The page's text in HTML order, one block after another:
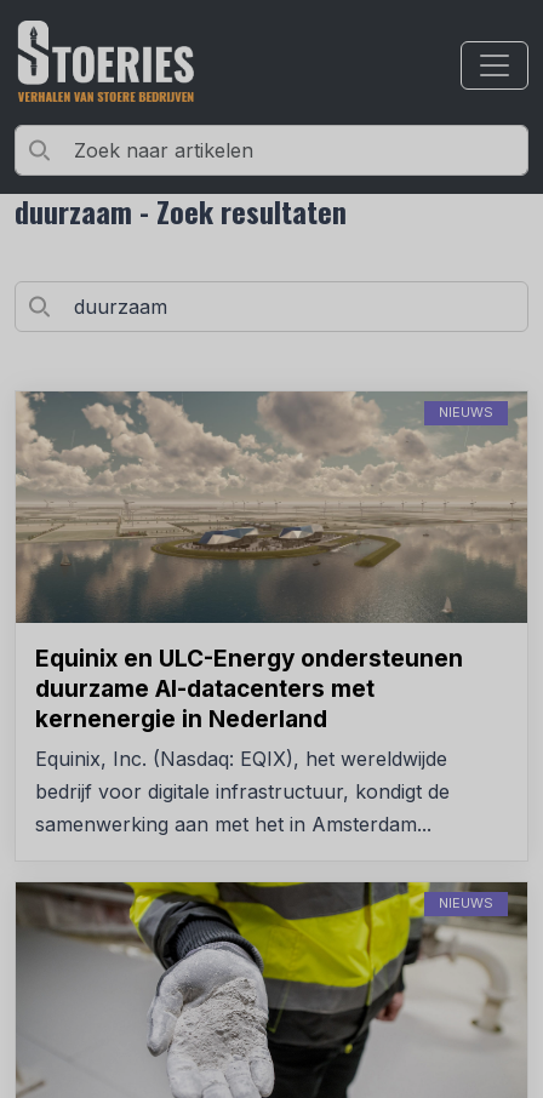
duurzaam - Zoek resultaten
NIEUWS
Equinix en ULC-Energy ondersteunen
duurzame AI-datacenters met
kernenergie in Nederland
Equinix, Inc. (Nasdaq: EQIX), het wereldwijde
bedrijf voor digitale infrastructuur, kondigt de
samenwerking aan met het in Amsterdam...
NIEUWS